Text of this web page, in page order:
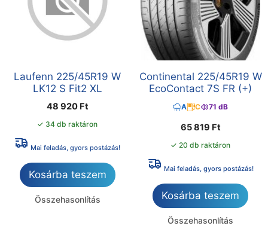
Laufenn 225/45R19 W
LK12 S Fit2 XL
48 920 Ft
✓ 34 db raktáron
Mai feladás, gyors postázás!
Kosárba teszem
Összehasonlítás
Continental 225/45R19 W
EcoContact 7S FR (+)
A C 71 dB
65 819 Ft
✓ 20 db raktáron
Mai feladás, gyors postázás!
Kosárba teszem
Összehasonlítás